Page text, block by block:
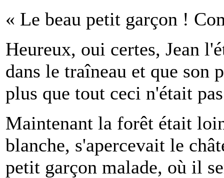
« Le beau petit garçon !
Heureux, oui certes, Jean
dans le traîneau et que
plus que tout ceci n'était
Maintenant la forêt était
blanche, s'apercevait le
petit garçon malade, où il